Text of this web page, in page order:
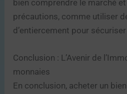
bien comprendre le marché
précautions, comme utiliser
d’entiercement pour
Conclusion : L’Avenir de
monnaies
En conclusion, acheter un